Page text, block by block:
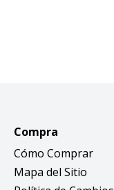
Compra
Cómo Comprar
Mapa del Sitio